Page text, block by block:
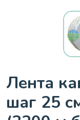
Лента
шаг 25